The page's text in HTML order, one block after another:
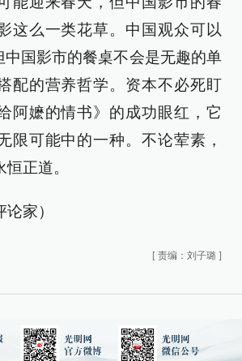
这么一类花草。中国观众可以
中国影市的餐桌不会是无趣的单
配的营养哲学。资本不必死盯
阿嬷的情书》的成功眼红，它
限可能中的一种。不论荤素，
正道。
论家）
[ 责编：刘子璐 ]